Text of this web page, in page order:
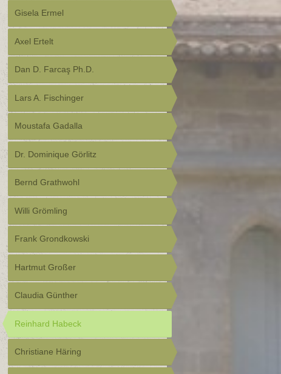
Gisela Ermel
Axel Ertelt
Dan D. Farcaş Ph.D.
Lars A. Fischinger
Moustafa Gadalla
Dr. Dominique Görlitz
Bernd Grathwohl
Willi Grömling
Frank Grondkowski
Hartmut Großer
Claudia Günther
Reinhard Habeck
Christiane Häring